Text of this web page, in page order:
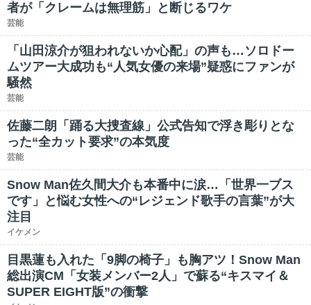
者が「クレームは無理筋」と断じるワケ
芸能
「山田涼介が狙われないか心配」の声も…ソロドー
ムツアー大成功も“人気女優の来場”疑惑にファンが
騒然
芸能
佐藤二朗「踊る大捜査線」公式告知で浮き彫りとな
った“全カット要求”の本気度
芸能
Snow Man佐久間大介も本番中に涙…「世界一ブス
です」と悩む女性への“レジェンド歌手の言葉”が大
注目
イケメン
目黒蓮も入れた「9脚の椅子」も胸アツ！Snow Man
総出演CM「女装メンバー2人」で蘇る“キスマイ＆
SUPER EIGHT版”の衝撃